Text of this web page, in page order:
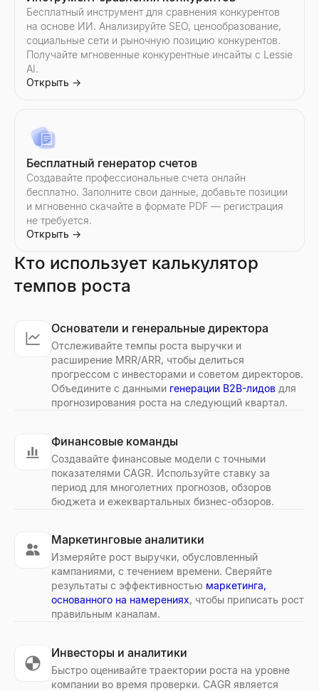
Генератор последующих писем
Опишите ваше последнее взаимодействие — получите
Открыть
Бесплатный инструмент холодных звонков
Создавайте персонализированные сценарии холодных
Открыть→
Бесплатный инструмент для сравнения конкурентов
на основе ИИ. Анализируйте SEO, ценообразование,
социальные сети и рыночную позицию конкурентов.
Получайте мгновенные конкурентные инсайты с Lessie
AI.
Открыть →
Бесплатный генератор счетов
Создавайте профессиональные счета онлайн
бесплатно. Заполните свои данные, добавьте позиции
и мгновенно скачайте в формате PDF — регистрация
не требуется.
Открыть →
Кто использует калькулятор
темпов роста
Основатели и генеральные директора
Отслеживайте темпы роста выручки и
расширение MRR/ARR, чтобы делиться
прогрессом с инвесторами и советом директоров.
Объедините с данными генерации B2B-лидов для
прогнозирования роста на следующий квартал.
Финансовые команды
Создавайте финансовые модели с точными
показателями CAGR. Используйте ставку за
период для многолетних прогнозов, обзоров
бюджета и ежеквартальных бизнес-обзоров.
Маркетинговые аналитики
Измеряйте рост выручки, обусловленный
кампаниями, с течением времени. Сверяйте
результаты с эффективностью маркетинга,
основанного на намерениях, чтобы приписать рост
правильным каналам.
Инвесторы и аналитики
Быстро оценивайте траектории роста на уровне
компании во время проверки. CAGR является